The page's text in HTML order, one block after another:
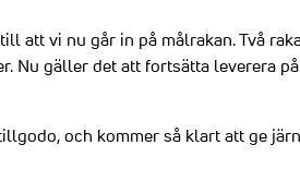
att vi nu går in på målrakan. Två
Nu gäller det att fortsätta leverera
och kommer så klart att ge